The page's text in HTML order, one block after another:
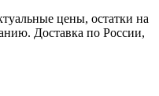
цены, остатки на
Доставка по России,